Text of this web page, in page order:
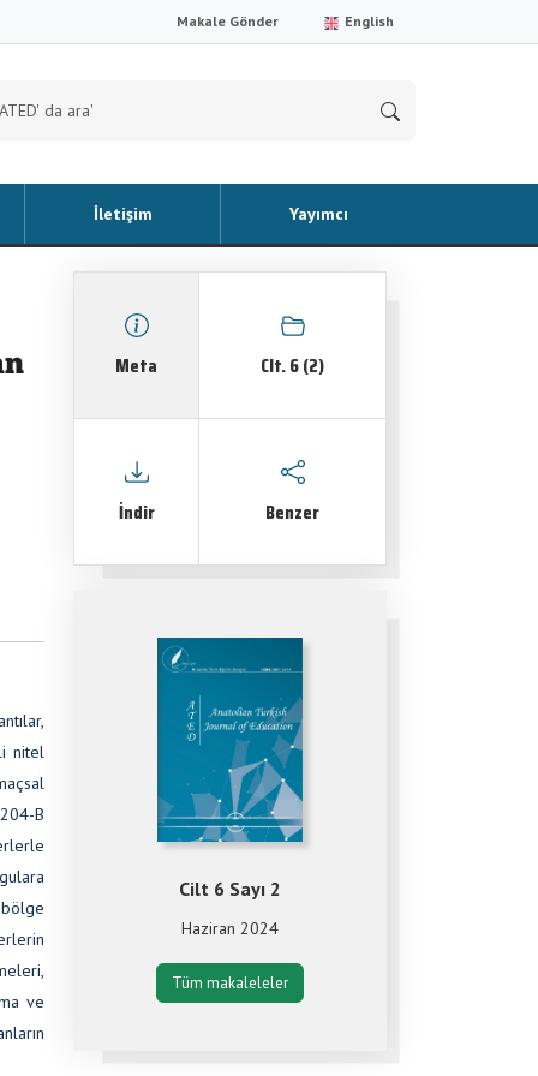
Makale Gönder English
İletişim Yayımcı
nitel
B
ve
Meta Clt. 6 (2)
İndir Benzer
Cilt 6 Sayı 2
Haziran 2024
Tüm makaleleler